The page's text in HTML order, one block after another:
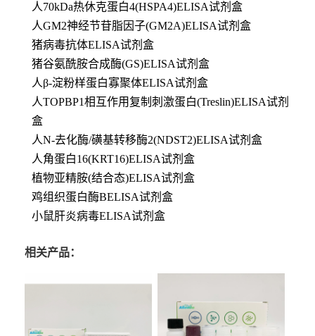
人70kDa热休克蛋白4(HSPA4)ELISA试剂盒
人GM2神经节苷脂因子(GM2A)ELISA试剂盒
猪病毒抗体ELISA试剂盒
猪谷氨酰胺合成酶(GS)ELISA试剂盒
人β-淀粉样蛋白寡聚体ELISA试剂盒
人TOPBP1相互作用复制刺激蛋白(Treslin)ELISA试剂
盒
人N-去化酶/磺基转移酶2(NDST2)ELISA试剂盒
人角蛋白16(KRT16)ELISA试剂盒
植物亚精胺(结合态)ELISA试剂盒
鸡组织蛋白酶BELISA试剂盒
小鼠肝炎病毒ELISA试剂盒
相关产品：